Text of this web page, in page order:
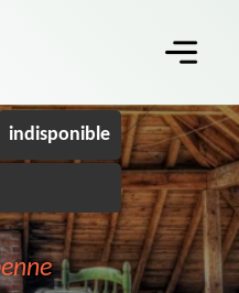
indisponible